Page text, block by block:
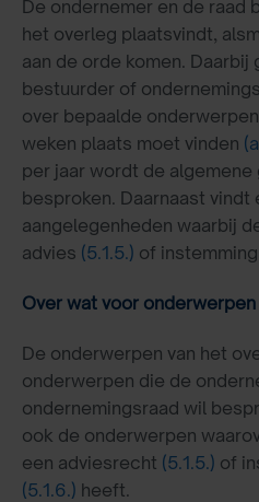
De ondernemer en de raad
het overleg plaatsvindt,
aan de orde komen. Daarbij
bestuurder of
over bepaalde
weken plaats moet vinden
per jaar wordt de algemene
besproken. Daarnaast
aangelegenheden waarbij
advies (5.1.5.) of instemming
Over wat voor
De onderwerpen van het
onderwerpen die de
ondernemingsraad wil
ook de onderwerpen
een adviesrecht (5.1.5.) of
(5.1.6.) heeft.